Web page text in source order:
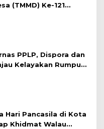
(TMMD) Ke-121
Tahun 2024) ?
PPLP, Dispora dan
Kelayakan Rumput
Hari Pancasila di Kota
Khidmat Walau